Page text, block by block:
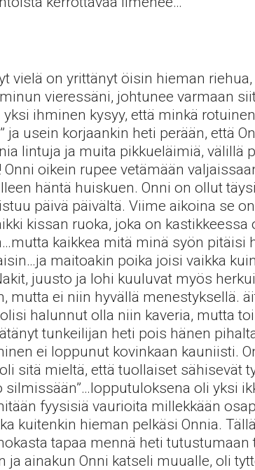
vielä on yrittänyt öisin hieman
vieressäni, johtunee varmaan
ihminen kysyy, että minkä
ja usein korjaankin heti perään, että
lintuja ja muita pikkueläimiä, välillä
oikein rupee vetämään
häntä huiskuen. Onni on ollut
päivä päivältä. Viime aikoina se
kissan ruoka, joka on kastikkeessa
kaikkea mitä minä syön pitäisi
maitoakin poika joisi vaikka
juusto ja lohi kuuluvat myös
mutta ei niin hyvällä menestyksellä.
halunnut olla niin kaveria, mutta
tunkeilijan heti pois hänen
ei loppunut kovinkaan kauniisti.
sitä mieltä, että tuollaiset sähisevät
oli yksi
fyysisiä vaurioita millekkään
kuitenkin hieman pelkäsi Onnia.
tapaa mennä heti
ainakun Onni katseli muualle, oli